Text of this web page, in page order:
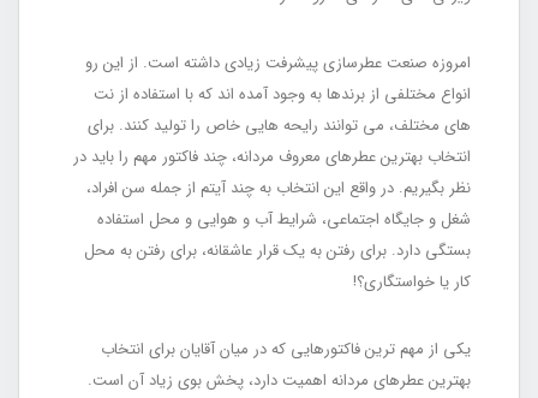
امروزه صنعت عطرسازی پیشرفت زیادی داشته است. از این رو
انواع مختلفی از برندها به وجود آمده اند که با استفاده از نت
های مختلف، می توانند رایحه هایی خاص را تولید کنند. برای
انتخاب بهترین عطرهای معروف مردانه، چند فاکتور مهم را باید در
نظر بگیریم. در واقع این انتخاب به چند آیتم از جمله سن افراد،
شغل و جایگاه اجتماعی، شرایط آب و هوایی و محل استفاده
بستگی دارد. برای رفتن به یک قرار عاشقانه، برای رفتن به محل
کار یا خواستگاری؟!
یکی از مهم ترین فاکتورهایی که در میان آقایان برای انتخاب
بهترین عطرهای مردانه اهمیت دارد، پخش بوی زیاد آن است.